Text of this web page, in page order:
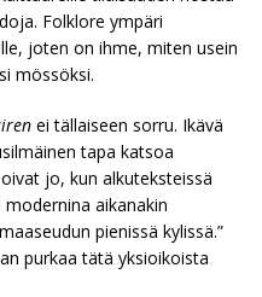
Folklore ympäri
joten on ihme, miten usein
mössöksi.
ei tällaiseen sorru. Ikävä
tapa katsoa
jo, kun alkuteksteissä
modernina aikanakin
pienissä kylissä.”
purkaa tätä yksioikoista